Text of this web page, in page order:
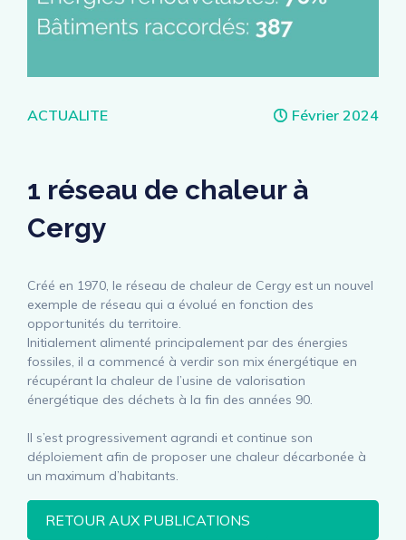
Catégories
ACTUALITE Février 2024
1 réseau de chaleur à
Cergy
Créé en 1970, le réseau de chaleur de Cergy est un nouvel
exemple de réseau qui a évolué en fonction des
opportunités du territoire.
Initialement alimenté principalement par des énergies
fossiles, il a commencé à verdir son mix énergétique en
récupérant la chaleur de l’usine de valorisation
énergétique des déchets à la fin des années 90.
Il s’est progressivement agrandi et continue son
déploiement afin de proposer une chaleur décarbonée à
un maximum d’habitants.
RETOUR AUX PUBLICATIONS